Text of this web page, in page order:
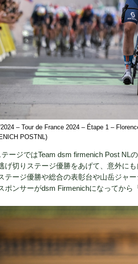
– Tour de France 2024 – Étape 1 –
POSTNL)
ージではTeam dsm firmenich Post NL
げ切りステージ優勝をあげて、意外に
テージ優勝や総合の表彰台や山岳ジャ
ポンサーがdsm Firmenichになってか